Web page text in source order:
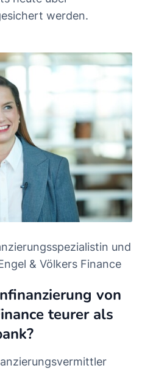
werden.
und
& Völkers Finance
von
teurer als